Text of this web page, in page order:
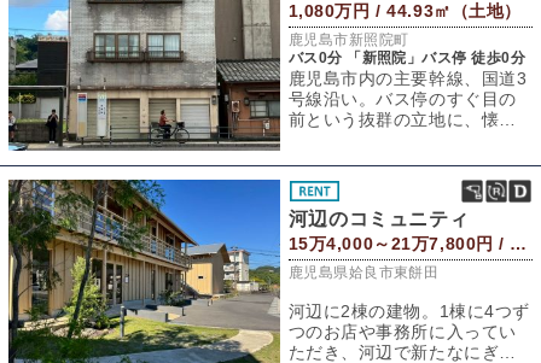
1,080万円 / 44.93㎡（土地）
鹿児島市新照院町
バス0分 「新照院」バス停 徒歩0分
鹿児島市内の主要幹線、国道3
号線沿い。バス停のすぐ目の
前という抜群の立地に、懐か
河辺のコミュニティ
15万4,000～21万7,800円 / 61.04～81.77㎡
鹿児島県姶良市東餅田
河辺に2棟の建物。1棟に4つず
つのお店や事務所に入ってい
ただき、河辺で新たなにぎわ